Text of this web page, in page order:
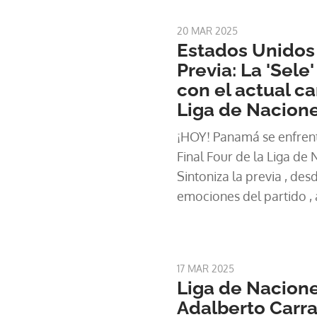
20 MAR 2025
Estados
Previa: La
con el actual
Liga de
¡HOY! Panamá se
Final Four de la Liga de
Sintoniza la previa ,
emociones del partido ,
17 MAR 2025
Liga de
Adalberto